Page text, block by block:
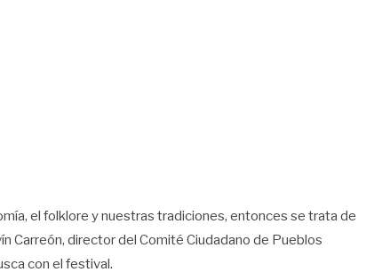
el folklore y nuestras tradiciones, entonces se trata de
Carreón, director del Comité Ciudadano de Pueblos
con el festival.